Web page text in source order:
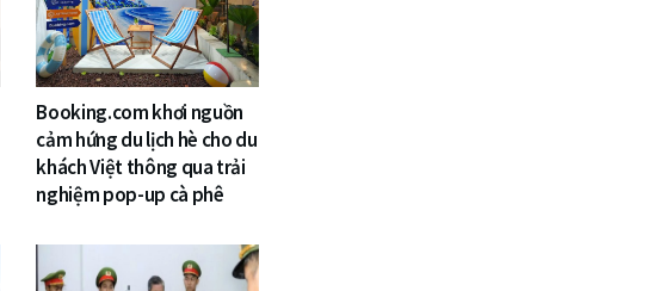
Booking.com khơi nguồn
cảm hứng du lịch hè cho du
khách Việt thông qua trải
nghiệm pop-up cà phê